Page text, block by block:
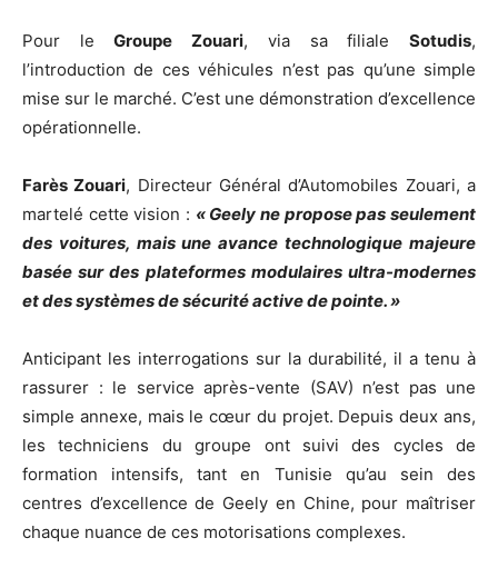
Pour leGroupe Zouari, via sa filialeSotudis,
l’introduction de ces véhicules n’est pas qu’une simple
mise sur le marché. C’est une démonstration d’excellence
opérationnelle.
Farès Zouari, Directeur Général d’Automobiles Zouari, a
martelé cette vision : « Geely ne propose pas seulement
des voitures, mais une avance technologique majeure
basée sur des plateformes modulaires ultra-modernes
et des systèmes de sécurité active de pointe. »
Anticipant les interrogations sur la durabilité, il a tenu à
rassurer : le service après-vente (SAV) n’est pas une
simple annexe, mais le cœur du projet. Depuis deux ans,
les techniciens du groupe ont suivi des cycles de
formation intensifs, tant en Tunisie qu’au sein des
centres d’excellence de Geely en Chine, pour maîtriser
chaque nuance de ces motorisations complexes.